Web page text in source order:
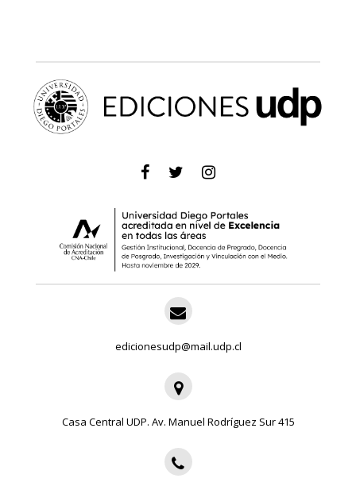
edicionesudp@mail.udp.cl
Casa Central UDP. Av. Manuel Rodríguez Sur 415